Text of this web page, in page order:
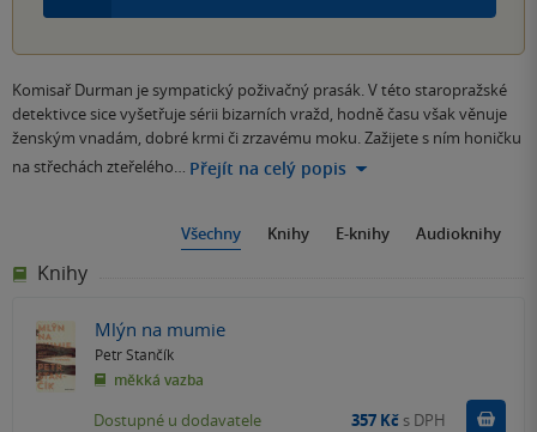
Komisař Durman je sympatický poživačný prasák. V této staropražské
detektivce sice vyšetřuje sérii bizarních vražd, hodně času však věnuje
ženským vnadám, dobré krmi či zrzavému moku. Zažijete s ním honičku
na střechách zteřelého… Přejít na celý popis
Všechny Knihy E-knihy Audioknihy
Knihy
Mlýn na mumie
Petr Stančík
měkká vazba
Dostupné u dodavatele 357 Kč s DPH